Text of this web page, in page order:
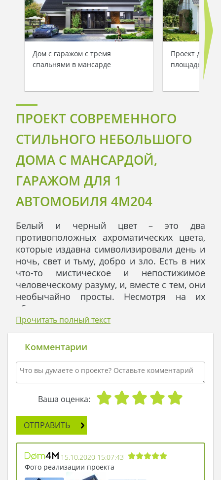
Дом с гаражом с тремя
спальнями в мансарде
Проект дома
площадью 217
ПРОЕКТ СОВРЕМЕННОГО
СТИЛЬНОГО НЕБОЛЬШОГО
ДОМА С МАНСАРДОЙ,
ГАРАЖОМ ДЛЯ 1
АВТОМОБИЛЯ 4M204
Белый и черный цвет – это два
противоположных ахроматических цвета,
которые издавна символизировали день и
ночь, свет и тьму, добро и зло. Есть в них
что-то мистическое и непостижимое
человеческому разуму, и, вместе с тем, они
необычайно просты. Несмотря на их
абсолютную противоположность, они не
могут друг без друга. Белое платья невесты
белой бумаге пишут черными буквами.
Единение противоположностей, делает
мир совершенным. При смешении этих
двух цветов, получаются все оттенки
Интерьер дома 4М204 выполнен в
классическом бело-черном стиле.
Доминирующий цвет – белый, благодаря
чему дом получился очень светлым и
позитивным. Черный цвет лишь
подчеркивает белизну стен и добавляет
дому солидности и гордости. Присутствуют
Прочитать полный текст
Комментарии
Ваша оценка:
ОТПРАВИТЬ
15.10.2020 15:07:43
Фото реализации проекта